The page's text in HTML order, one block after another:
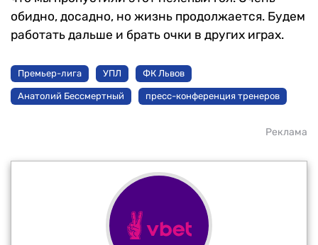
обидно, досадно, но жизнь продолжается. Будем
работать дальше и брать очки в других играх.
Премьер-лига УПЛ ФК Львов
Анатолий Бессмертный пресс-конференция тренеров
Реклама